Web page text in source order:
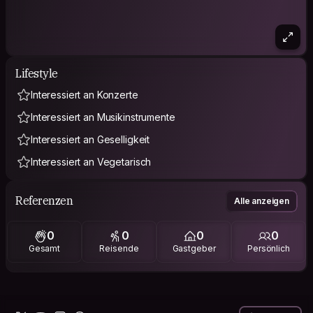
Lifestyle
Interessiert an Konzerte
Interessiert an Musikinstrumente
Interessiert an Geselligkeit
Interessiert an Vegetarisch
Referenzen Alle anzeigen
0
Gesamt
0
Reisende
0
Gastgeber
0
Persönlich